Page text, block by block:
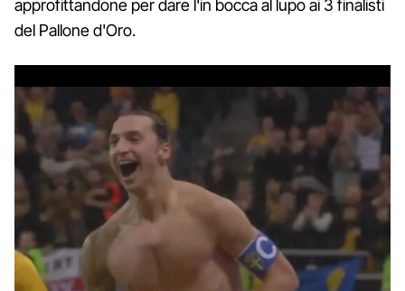
approfittandone per dare l'in bocca al lupo ai 3 finalisti
del Pallone d'Oro.